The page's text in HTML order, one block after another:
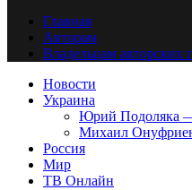
Главная
Авторам
Владельцам авторских
Новости
Украина
Юрий
Михаил
Россия
Мир
ТВ Онлайн